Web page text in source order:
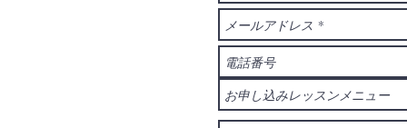
ブル―プリントワーク